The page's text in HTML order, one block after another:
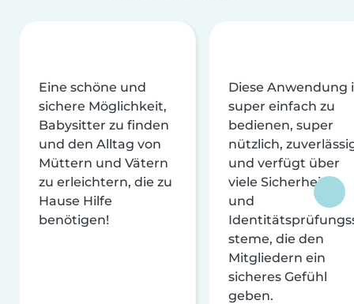
Eine schöne und
sichere Möglichkeit,
Babysitter zu finden
und den Alltag von
Müttern und Vätern
zu erleichtern, die zu
Hause Hilfe
benötigen!
Diese Anwendung
super einfach zu
bedienen, super
nützlich,
und verfügt über
viele Sicherheits-
und
steme, die den
Mitgliedern ein
sicheres Gefühl
geben.